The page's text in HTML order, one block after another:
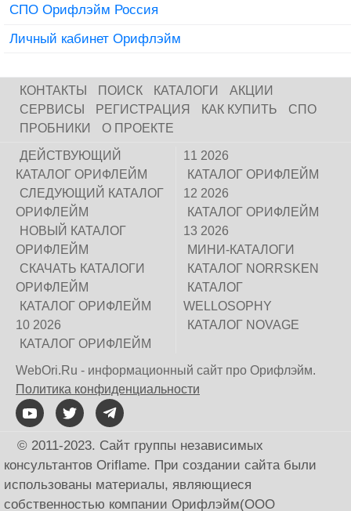
СПО Орифлэйм Россия
Личный кабинет Орифлэйм
КОНТАКТЫ ПОИСК КАТАЛОГИ
АКЦИИ
СЕРВИСЫ
РЕГИСТРАЦИЯ КАК КУПИТЬ
СПО
ПРОБНИКИ
О ПРОЕКТЕ
ДЕЙСТВУЮЩИЙ
КАТАЛОГ ОРИФЛЕЙМ
СЛЕДУЮЩИЙ КАТАЛОГ
ОРИФЛЕЙМ
НОВЫЙ КАТАЛОГ
ОРИФЛЕЙМ
СКАЧАТЬ КАТАЛОГИ
ОРИФЛЕЙМ
КАТАЛОГ ОРИФЛЕЙМ
10 2026
КАТАЛОГ ОРИФЛЕЙМ
11 2026
КАТАЛОГ ОРИФЛЕЙМ
12 2026
КАТАЛОГ ОРИФЛЕЙМ
13 2026
МИНИ-КАТАЛОГИ
КАТАЛОГ NORRSKEN
КАТАЛОГ
WELLOSOPHY
КАТАЛОГ NOVAGE
WebOri.Ru - информационный сайт про Орифлэйм.
Политика конфиденциальности
© 2011-2023. Сайт группы независимых
консультантов Oriflame. При создании сайта были
использованы материалы, являющиеся
собственностью компании Орифлэйм(ООО